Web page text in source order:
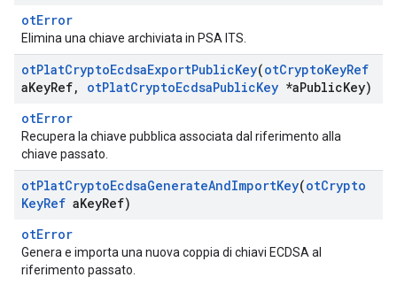
otError
Elimina una chiave archiviata in PSA ITS.
otPlatCryptoEcdsaExportPublicKey(otCryptoKeyRef
aKeyRef, otPlatCryptoEcdsaPublicKey *aPublicKey)
otError
Recupera la chiave pubblica associata dal riferimento alla
chiave passato.
otPlatCryptoEcdsaGenerateAndImportKey(otCrypto
KeyRef aKeyRef)
otError
Genera e importa una nuova coppia di chiavi ECDSA al
riferimento passato.